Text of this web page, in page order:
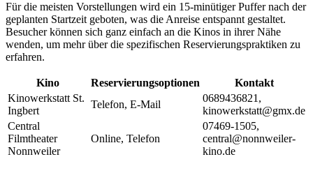
Für die meisten Vorstellungen wird ein 15-minütiger Puffer nach der
geplanten Startzeit geboten, was die Anreise entspannt gestaltet.
Besucher können sich ganz einfach an die Kinos in ihrer Nähe
wenden, um mehr über die spezifischen Reservierungspraktiken zu
erfahren.
Kino Reservierungsoptionen
Kontakt
Kinowerkstatt St.
Ingbert
Telefon, E-Mail
0689436821,
kinowerkstatt@gmx.de
Central
Filmtheater
Nonnweiler
Online, Telefon
07469-1505,
central@nonnweiler-
kino.de